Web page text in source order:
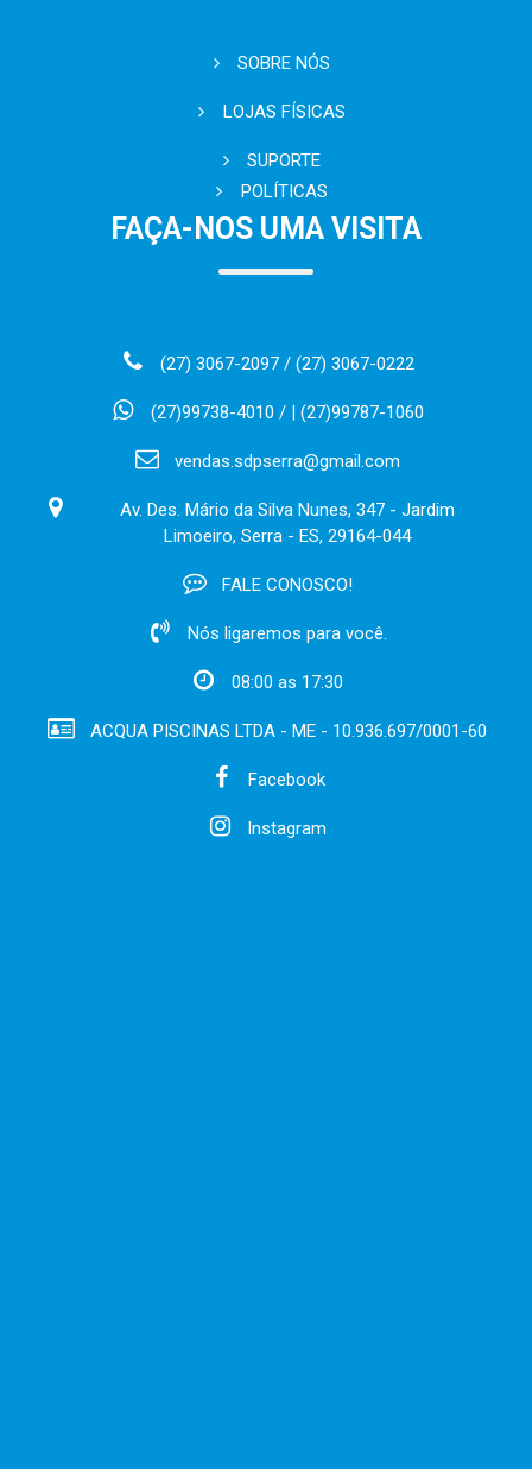
SOBRE NÓS
LOJAS FÍSICAS
SUPORTE
POLÍTICAS
FAÇA-NOS UMA VISITA
(27) 3067-2097 / (27) 3067-0222
(27)99738-4010 / | (27)99787-1060
vendas.sdpserra@gmail.com
Av. Des. Mário da Silva Nunes, 347 - Jardim
Limoeiro, Serra - ES, 29164-044
FALE CONOSCO!
Nós ligaremos para você.
08:00 as 17:30
ACQUA PISCINAS LTDA - ME - 10.936.697/0001-60
Facebook
Instagram